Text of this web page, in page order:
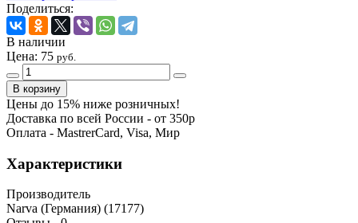
Поделиться:
В наличии
Цена: 75 руб.
Цены до 15% ниже розничных!
Доставка по всей России - от 350р
Оплата - MastrerCard, Visa, Мир
Характеристики
Производитель
Narva (Германия) (17177)